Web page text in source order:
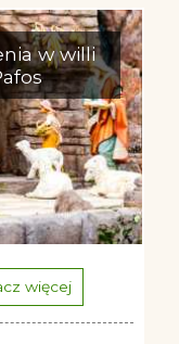
w willi
więcej